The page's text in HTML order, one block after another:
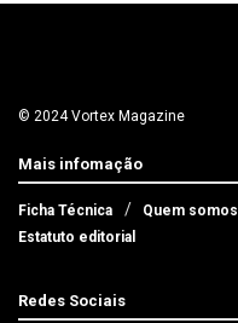
© 2024 Vortex Magazine
Mais infomação
Ficha Técnica Quem somos
Estatuto editorial
Redes Sociais